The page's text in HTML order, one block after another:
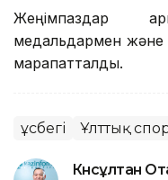
Жеңімпаздар
медальдармен және
марапатталды.
Құсбегі Ұлттық
Күнсұлтан